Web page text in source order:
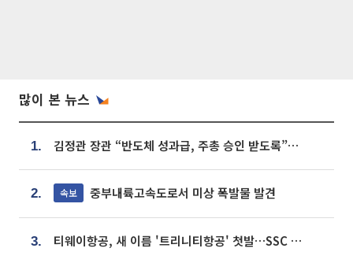
많이 본 뉴스
1. 김정관 장관 “반도체 성과급, 주총 승인 받도록”…상법·자본시장법 개정 시사
2. 속보 중부내륙고속도로서 미상 폭발물 발견
3. 티웨이항공, 새 이름 '트리니티항공' 첫발…SSC 전략 본격화